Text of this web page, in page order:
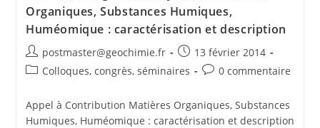
Organiques, Substances Humiques,
Huméomique : caractérisation et description
postmaster@geochimie.fr
13 février 2014
Colloques, congrès, séminaires
0 commentaire
Appel à Contribution Matières Organiques, Substances
Humiques, Huméomique : caractérisation et description